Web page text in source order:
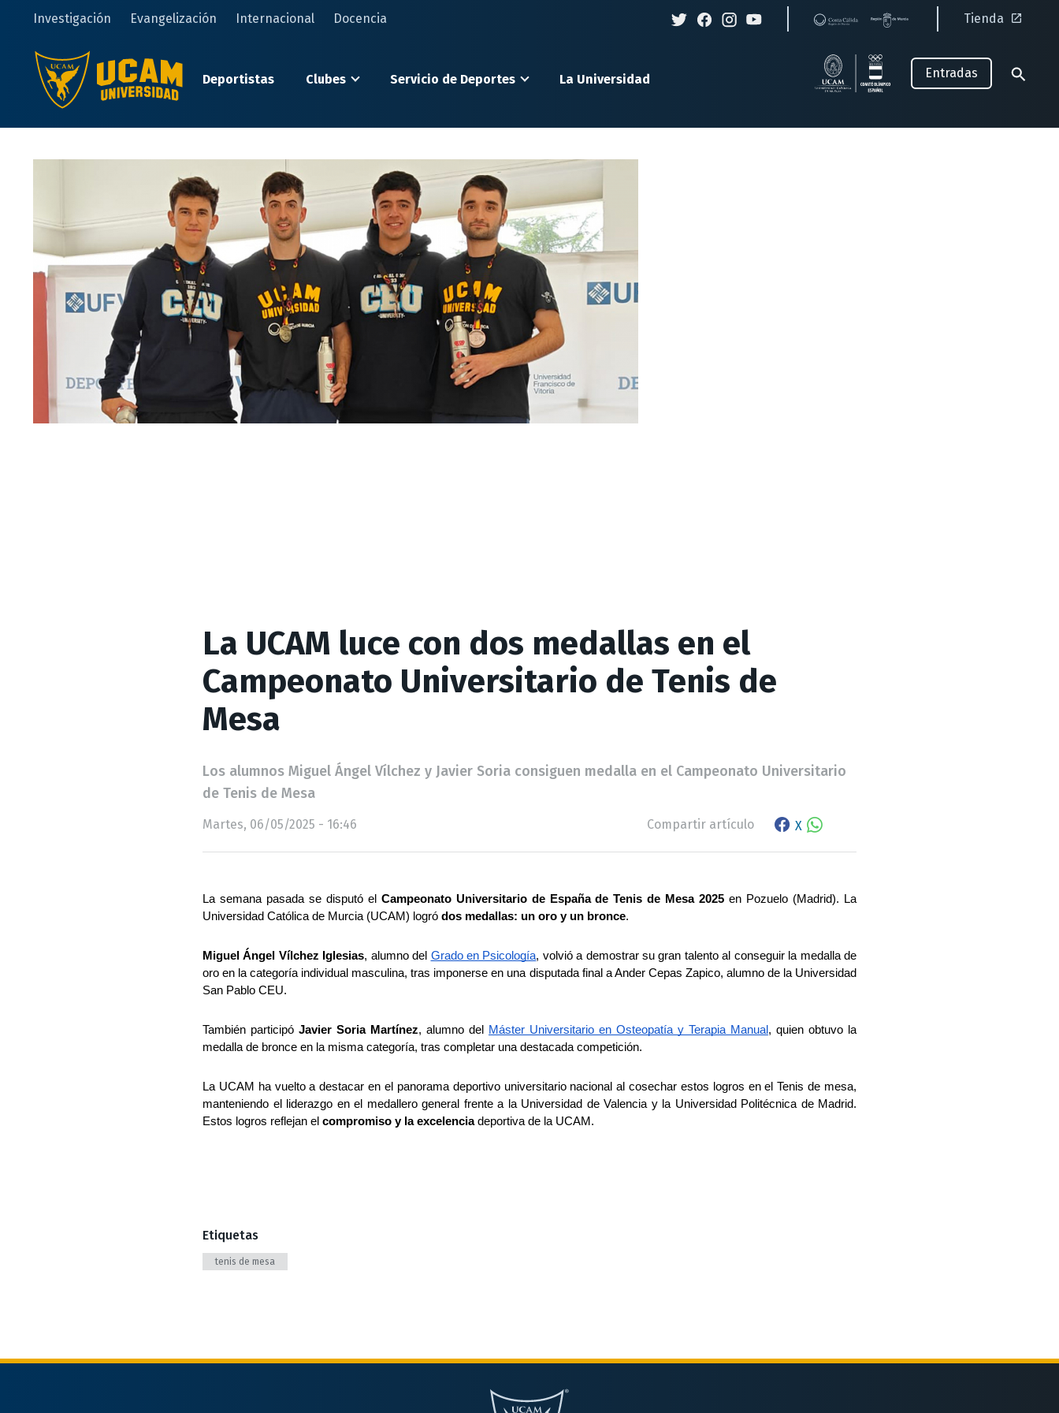
principal
Investigación Evangelización Internacional Docencia Tienda
Deportistas Clubes Servicio de Deportes La Universidad Entradas
La UCAM luce con dos medallas en el
Campeonato Universitario de Tenis de
Mesa
Los alumnos Miguel Ángel Vílchez y Javier Soria consiguen medalla en el Campeonato Universitario
de Tenis de Mesa
Martes, 06/05/2025 - 16:46 Compartir artículo
Facebook share
X
La semana pasada se disputó el Campeonato Universitario de España de Tenis de Mesa 2025 en Pozuelo (Madrid). La
Universidad Católica de Murcia (UCAM) logró dos medallas: un oro y un bronce.
Miguel Ángel Vílchez Iglesias, alumno del Grado en Psicología, volvió a demostrar su gran talento al conseguir la medalla de
oro en la categoría individual masculina, tras imponerse en una disputada final a Ander Cepas Zapico, alumno de la Universidad
San Pablo CEU.
También participó Javier Soria Martínez, alumno del Máster Universitario en Osteopatía y Terapia Manual , quien obtuvo la
medalla de bronce en la misma categoría, tras completar una destacada competición.
La UCAM ha vuelto a destacar en el panorama deportivo universitario nacional al cosechar estos logros en el Tenis de mesa,
manteniendo el liderazgo en el medallero general frente a la Universidad de Valencia y la Universidad Politécnica de Madrid.
Estos logros reflejan el compromiso y la excelencia deportiva de la UCAM.
Etiquetas
tenis de mesa